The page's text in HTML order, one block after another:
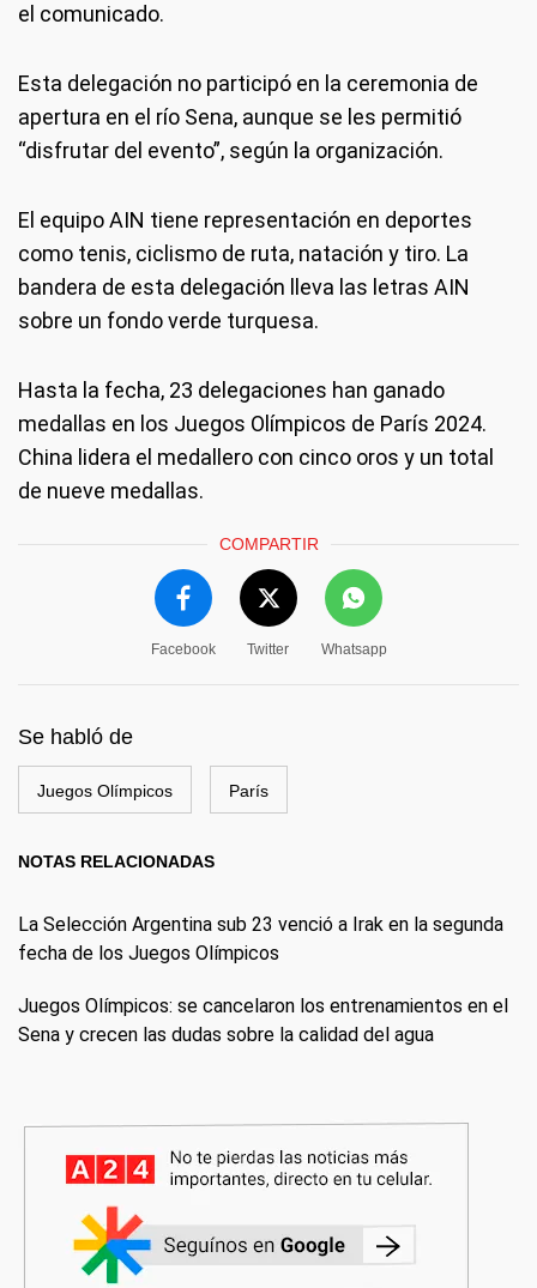
el comunicado.
Esta delegación no participó en la ceremonia de
apertura en el río Sena, aunque se les permitió
“disfrutar del evento”, según la organización.
El equipo AIN tiene representación en deportes
como tenis, ciclismo de ruta, natación y tiro. La
bandera de esta delegación lleva las letras AIN
sobre un fondo verde turquesa.
Hasta la fecha, 23 delegaciones han ganado
medallas en los Juegos Olímpicos de París 2024.
China lidera el medallero con cinco oros y un total
de nueve medallas.
COMPARTIR
Facebook Twitter Whatsapp
Se habló de
Juegos Olímpicos París
NOTAS RELACIONADAS
La Selección Argentina sub 23 venció a Irak en la segunda
fecha de los Juegos Olímpicos
Juegos Olímpicos: se cancelaron los entrenamientos en el
Sena y crecen las dudas sobre la calidad del agua